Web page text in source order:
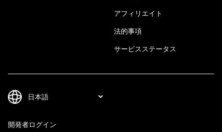
アフィリエイト
法的事項
サービスステータス
開発者ログイン